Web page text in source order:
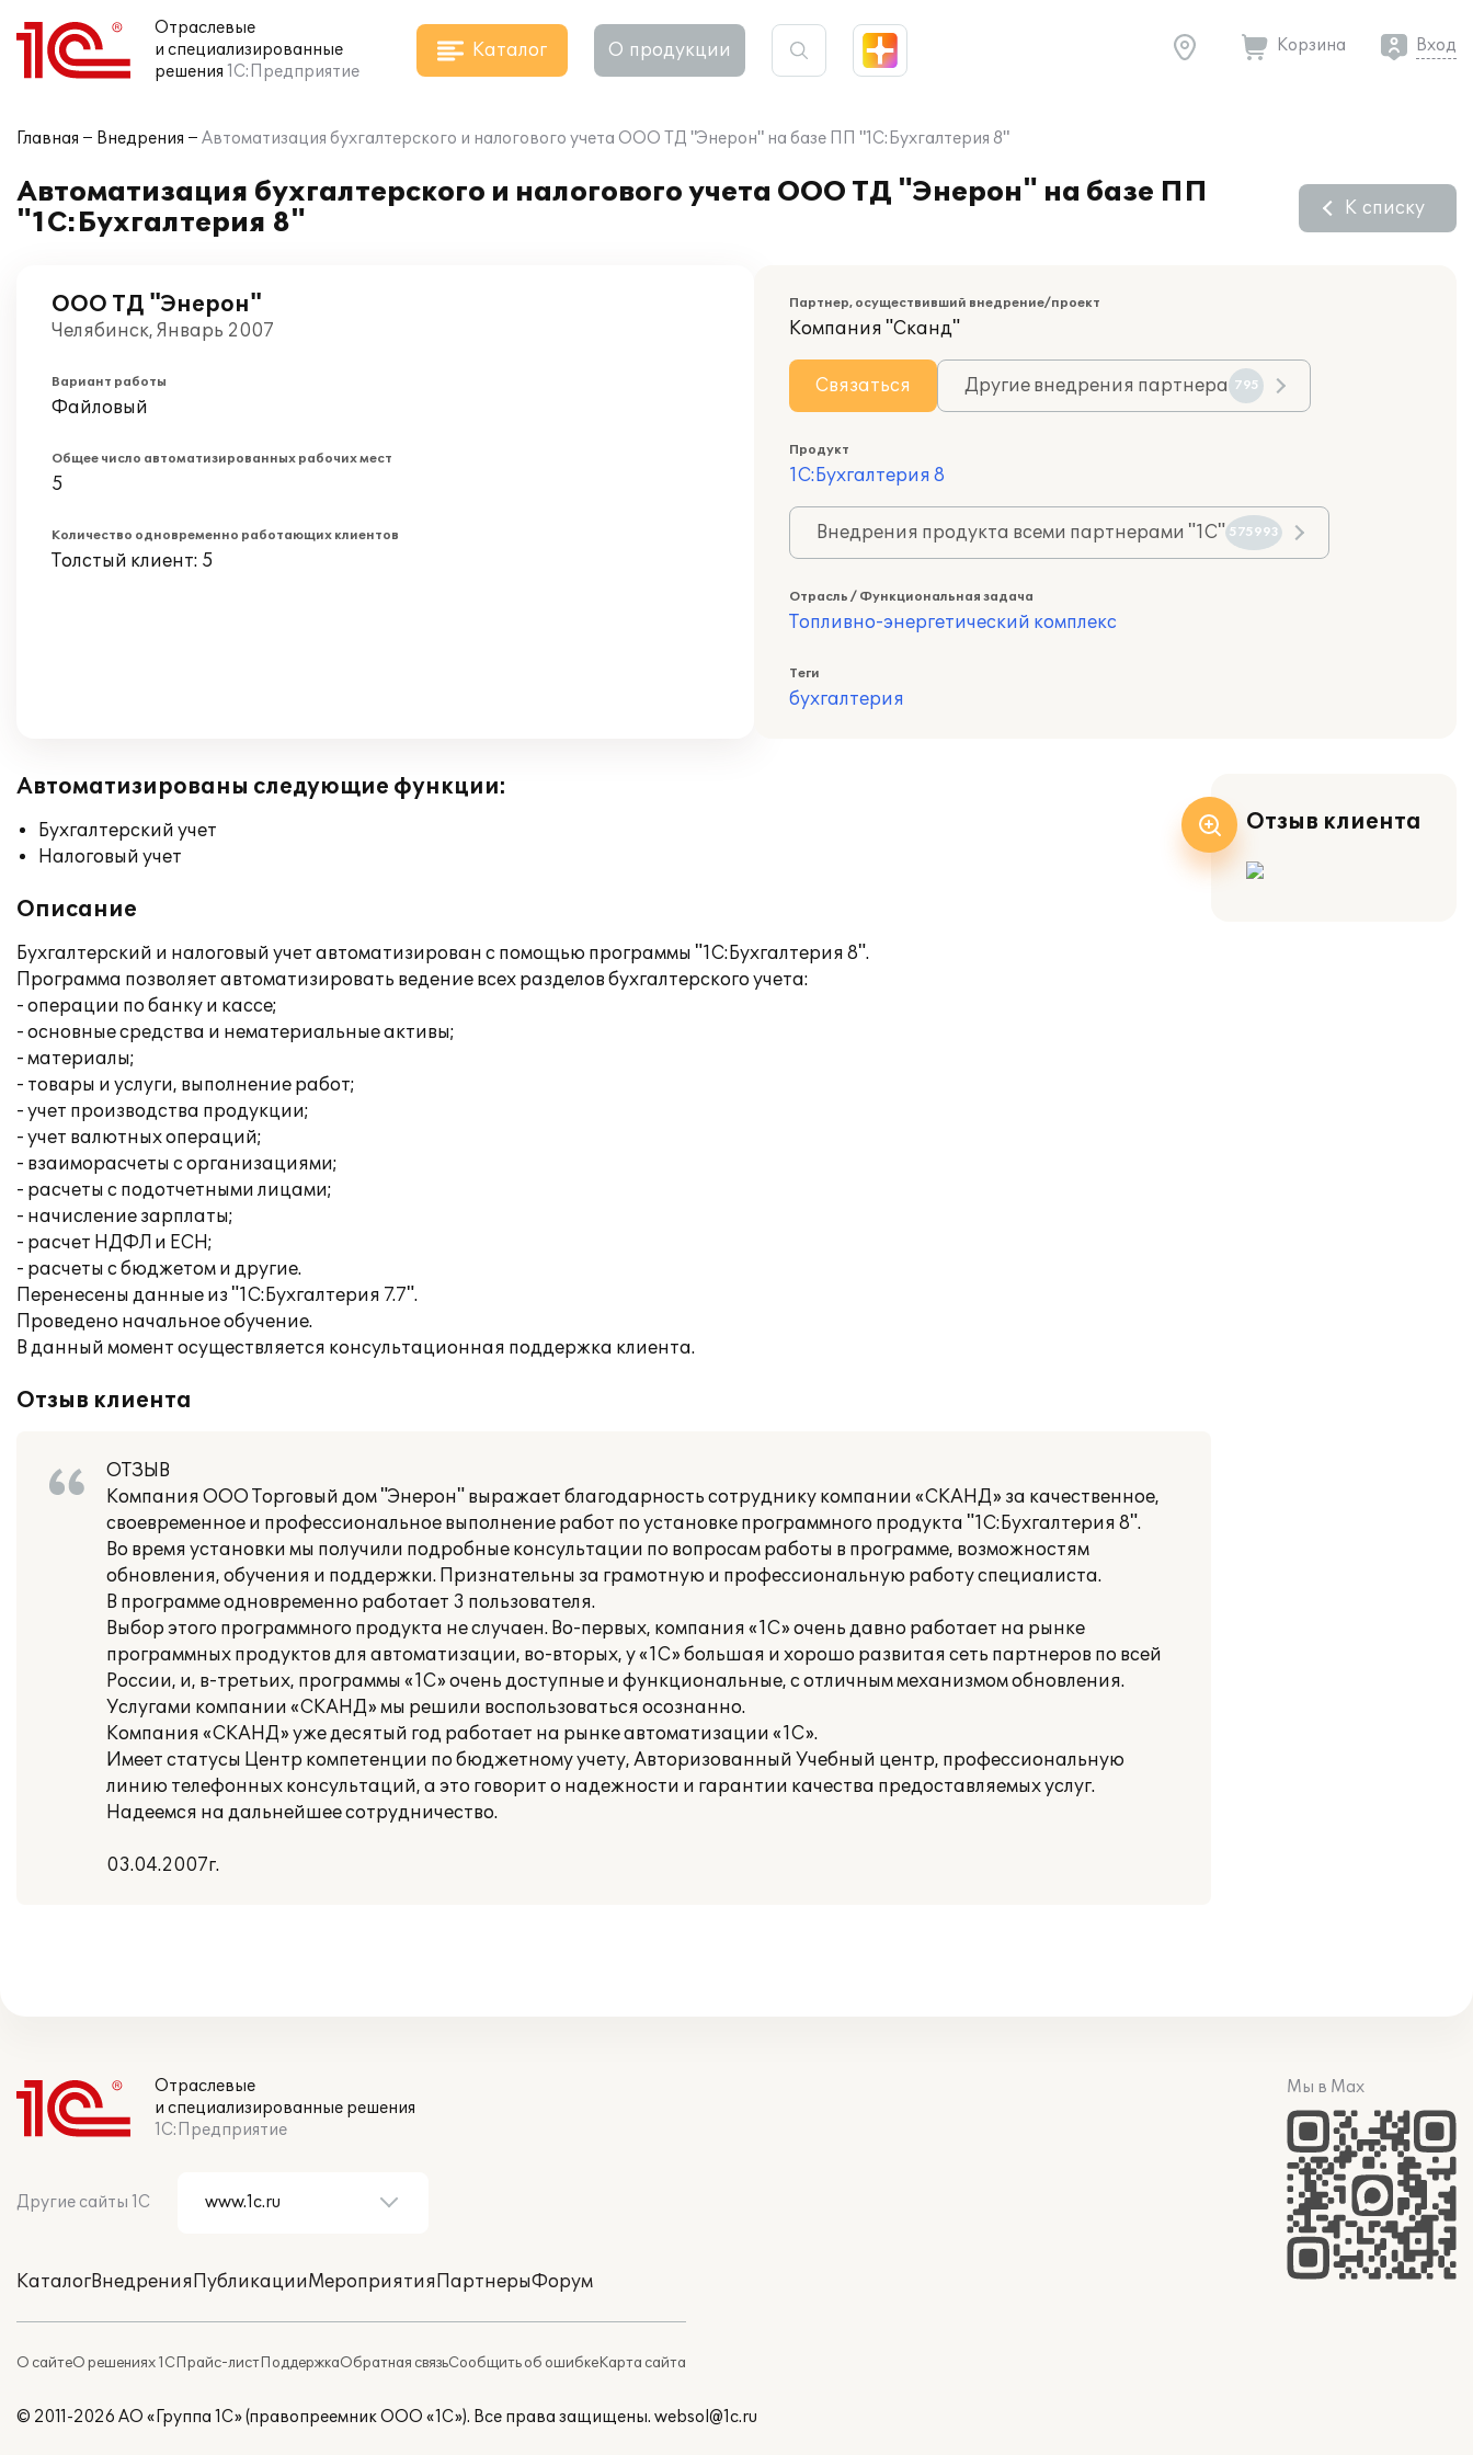
Отраслевые
и специализированные
решения 1С:Предприятие
Каталог О продукции Корзина Вход
Главная Внедрения Автоматизация бухгалтерского и налогового учета ООО ТД "Энерон" на базе ПП "1С:Бухгалтерия 8"
Автоматизация бухгалтерского и налогового учета ООО ТД "Энерон" на базе ПП
"1С:Бухгалтерия 8"
К списку
ООО ТД "Энерон"
Челябинск, Январь 2007
Вариант работы
Файловый
Общее число автоматизированных рабочих мест
5
Количество одновременно работающих клиентов
Толстый клиент: 5
Партнер, осуществивший внедрение/проект
Компания "Сканд"
Связаться Другие внедрения партнера 795
Продукт
1С:Бухгалтерия 8
Внедрения продукта всеми партнерами "1С" 575993
Отрасль / Функциональная задача
Топливно-энергетический комплекс
Теги
бухгалтерия
Автоматизированы следующие функции:
Бухгалтерский учет
Налоговый учет
Описание
Бухгалтерский и налоговый учет автоматизирован с помощью программы "1С:Бухгалтерия 8".
Программа позволяет автоматизировать ведение всех разделов бухгалтерского учета:
- операции по банку и кассе;
- основные средства и нематериальные активы;
- материалы;
- товары и услуги, выполнение работ;
- учет производства продукции;
- учет валютных операций;
- взаиморасчеты с организациями;
- расчеты с подотчетными лицами;
- начисление зарплаты;
- расчет НДФЛ и ЕСН;
- расчеты с бюджетом и другие.
Перенесены данные из "1С:Бухгалтерия 7.7".
Проведено начальное обучение.
В данный момент осуществляется консультационная поддержка клиента.
Отзыв клиента
ОТЗЫВ
Компания ООО Торговый дом "Энерон" выражает благодарность сотруднику компании «СКАНД» за качественное,
своевременное и профессиональное выполнение работ по установке программного продукта "1С:Бухгалтерия 8".
Во время установки мы получили подробные консультации по вопросам работы в программе, возможностям
обновления, обучения и поддержки. Признательны за грамотную и профессиональную работу специалиста.
В программе одновременно работает 3 пользователя.
Выбор этого программного продукта не случаен. Во-первых, компания «1С» очень давно работает на рынке
программных продуктов для автоматизации, во-вторых, у «1С» большая и хорошо развитая сеть партнеров по всей
России, и, в-третьих, программы «1С» очень доступные и функциональные, с отличным механизмом обновления.
Услугами компании «СКАНД» мы решили воспользоваться осознанно.
Компания «СКАНД» уже десятый год работает на рынке автоматизации «1С».
Имеет статусы Центр компетенции по бюджетному учету, Авторизованный Учебный центр, профессиональную
линию телефонных консультаций, а это говорит о надежности и гарантии качества предоставляемых услуг.
Надеемся на дальнейшее сотрудничество.
03.04.2007г.
Отзыв клиента
Отраслевые
и специализированные решения
1С:Предприятие
Другие сайты 1С
КаталогВнедренияПубликацииМероприятияПартнерыФорум
О сайтеО решениях 1СПрайс-листПоддержкаОбратная связьСообщить об ошибкеКарта сайта
Мы в Max
© 2011-2026 АО «Группа 1С» (правопреемник ООО «1С»). Все права защищены. websol@1c.ru